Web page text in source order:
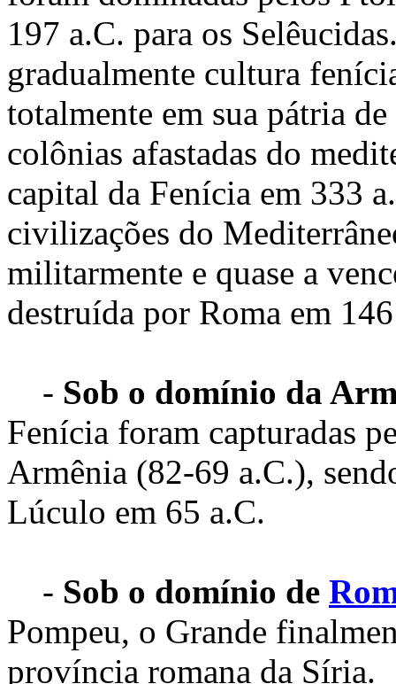
197 a.C. para os
gradualmente cultura
totalmente em sua pátria
colônias afastadas do
capital da Fenícia em 333
civilizações do
militarmente e quase a
destruída por Roma em
- Sob o domínio da
Fenícia foram capturadas
Armênia (82-69 a.C.),
Lúculo em 65 a.C.
- Sob o domínio de
Pompeu, o Grande
província romana da Síria.